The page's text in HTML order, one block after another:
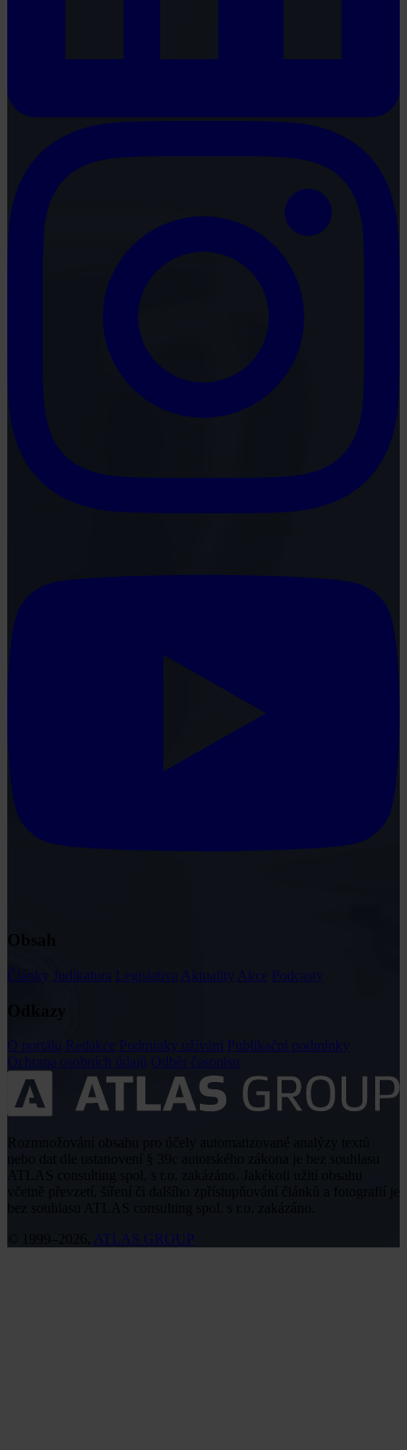
Články Judikatura Legislativa Aktuality Akce Podcasty
O portálu Redakce Podmínky užívání Publikační podmínky
Ochrana osobních údajů Odběr časopisu
včetně převzetí, šíření či dalšího zpřístupňování článků a fotografií je
ATLAS GROUP